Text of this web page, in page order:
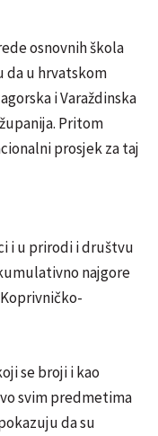
osnovnih škola
da u hrvatskom
i Varaždinska
Pritom
prosjek za taj
i u prirodi i društvu
najgore
se broji i kao
svim predmetima
da su